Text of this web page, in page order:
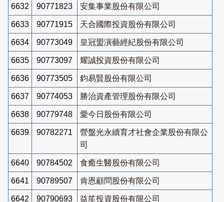
6632 90771823 安集事業股份有限公司
6633 90771915 天合國際投資股份有限公司
6634 90773049 皇冠盟演藝經紀股份有限公司
6635 90773097 耀誠投資股份有限公司
6636 90773505 鈞易賢股份有限公司
6637 90774053 勝治資產管理股份有限公司
6638 90779748 愛今日股份有限公司
6639 90782271
營盤光永續育才社會企業股份有限公
司
6640 90784502 食癒生醫股份有限公司
6641 90789507 肯恩顧問股份有限公司
6642 90790693 益笙投資股份有限公司